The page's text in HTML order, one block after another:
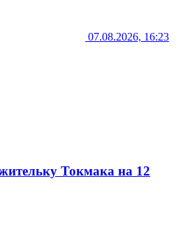
07.08.2026, 16:23
Токмака на 12